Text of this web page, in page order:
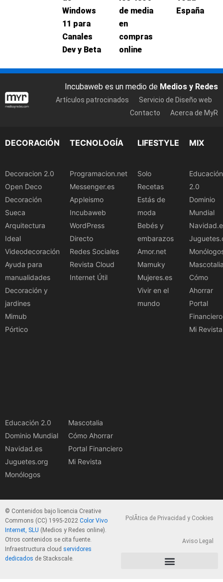
Windows
11 para
Canales
Dev y Beta
de media
en
compras
online
España
Incubaweb es un medio de Medios y Redes
Artículos patrocinados
Servicio de Diseño web
Contacto
Acerca de MyR
DECORACIÓN
Decoracion 2.0
Open Deco
Decoración
Sueca
Arquitectura
Ideal
Videodecoración
Ayuda para
manualidades
Decoración y
jardines
Mimub
Pórtico
TECNOLOGÍA
Programacion.net
Messenger.es
Appleismo
Incubaweb
WordPress
Directo
Redes Sociales
Revista Cloud
Internet Útil
LIFESTYLE
Solo
Recetas
Estás de
moda
Bebés y
embarazos
Amor.net
Mamuky
Mujeres.es
Vivir en el
mundo
MIX
Educación
2.0
Dominio
Mundial
Cómo
Ahorrar
Portal
Financiero
Mi Revista
Educación 2.0
Dominio Mundial
Navidad.es
Juguetes.org
Monólogos
Mascotalia
Cómo Ahorrar
Portal Financiero
Mi Revista
© Contenidos bajo licencia Creative
Commons (CC) 1995-2022 Color Vivo
Internet, SLU (Medios y Redes online).
Otros contenidos se cita fuente.
Infraestructura cloud servidores
dedicados de Stackscale.
PolÃ­tica de Privacidad y Cookies
Aviso Legal